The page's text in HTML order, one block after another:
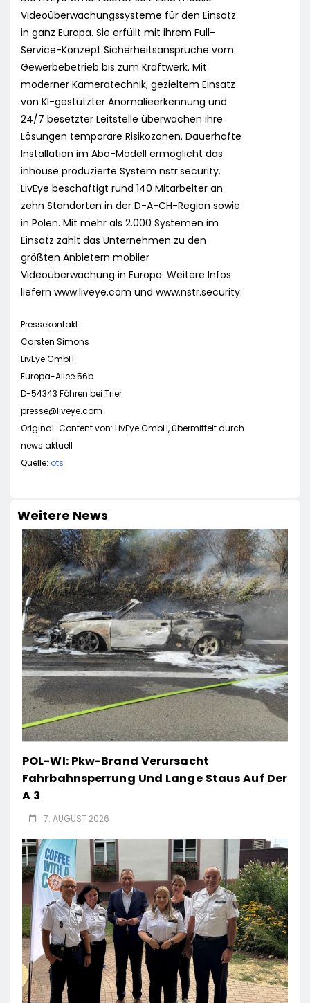
Videoüberwachungssysteme für den Einsatz
in ganz Europa. Sie erfüllt mit ihrem Full-
Service-Konzept Sicherheitsansprüche vom
Gewerbebetrieb bis zum Kraftwerk. Mit
moderner Kameratechnik, gezieltem Einsatz
von KI-gestützter Anomalieerkennung und
24/7 besetzter Leitstelle überwachen ihre
Lösungen temporäre Risikozonen. Dauerhafte
Installation im Abo-Modell ermöglicht das
inhouse produzierte System nstr.security.
LivEye beschäftigt rund 140 Mitarbeiter an
zehn Standorten in der D-A-CH-Region sowie
in Polen. Mit mehr als 2.000 Systemen im
Einsatz zählt das Unternehmen zu den
größten Anbietern mobiler
Videoüberwachung in Europa. Weitere Infos
liefern www.liveye.com und www.nstr.security.
Pressekontakt:
Carsten Simons
LivEye GmbH
Europa-Allee 56b
D-54343 Föhren bei Trier
presse@liveye.com
Original-Content von: LivEye GmbH, übermittelt durch
news aktuell
Quelle: ots
Weitere News
POL-WI: Pkw-Brand Verursacht
Fahrbahnsperrung Und Lange Staus Auf Der
A 3
7. AUGUST 2026